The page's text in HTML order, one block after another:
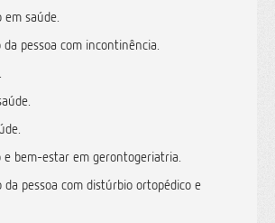
em saúde.
da pessoa com incontinência.
e bem-estar em gerontogeriatria.
da pessoa com distúrbio ortopédico e